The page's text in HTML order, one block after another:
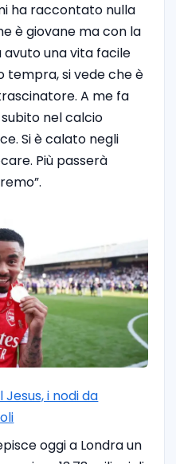
ha raccontato nulla
è giovane ma con la
avuto una vita facile
tempra, si vede che è
A me fa
nel calcio
Si è calato negli
Più passerà
Jesus, i nodi da
oggi a Londra un